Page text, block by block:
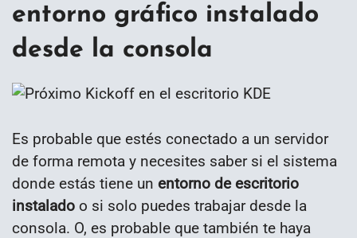
entorno gráfico instalado
desde la consola
Es probable que estés conectado a un servidor
de forma remota y necesites saber si el sistema
donde estás tiene un entorno de escritorio
instalado o si solo puedes trabajar desde la
consola. O, es probable que también te haya